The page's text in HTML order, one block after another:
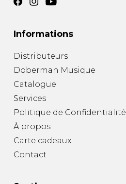
Informations
Distributeurs
Doberman Musique
Catalogue
Services
Politique de Confidentialité
À propos
Carte cadeaux
Contact